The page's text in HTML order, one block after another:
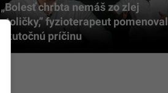
„Bolesť chrbta nemáš zo zlej
stoličky,” fyzioterapeut pomenoval
skutočnú príčinu